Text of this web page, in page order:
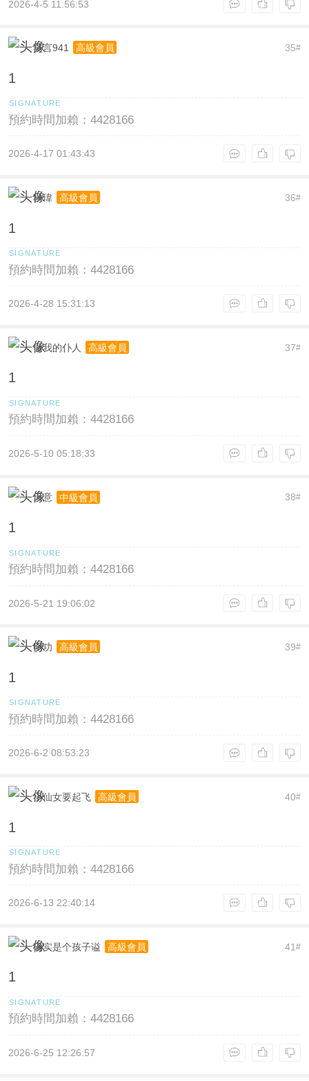
2026-4-5 11:56:53
35#
莫言941 高級會員
1
預約時間加賴：4428166
2026-4-17 01:43:43
36#
秋瑋 高級會員
1
預約時間加賴：4428166
2026-4-28 15:31:13
37#
做我的仆人 高級會員
1
預約時間加賴：4428166
2026-5-10 05:18:33
38#
天意 中級會員
1
預約時間加賴：4428166
2026-5-21 19:06:02
39#
明功 高級會員
1
預約時間加賴：4428166
2026-6-2 08:53:23
40#
小仙女要起飞 高級會員
1
預約時間加賴：4428166
2026-6-13 22:40:14
41#
确实是个孩子谥 高級會員
1
預約時間加賴：4428166
2026-6-25 12:26:57